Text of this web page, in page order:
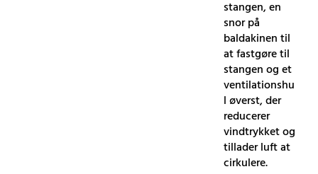
stangen, en
snor på
baldakinen til
at fastgøre til
stangen og et
ventilationshu
l øverst, der
reducerer
vindtrykket og
tillader luft at
cirkulere.